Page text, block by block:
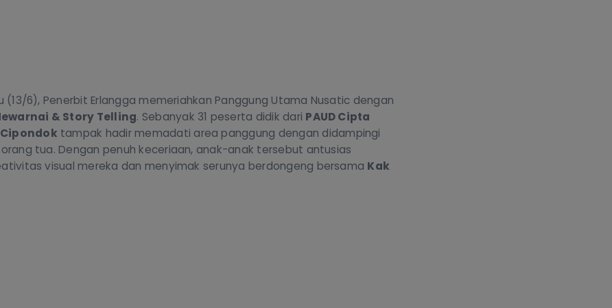
(13/6), Penerbit Erlangga memeriahkan Panggung Utama Nusatic dengan
& Story Telling. Sebanyak 31 peserta didik dari PAUD Cipta
tampak hadir memadati area panggung dengan didampingi
tua. Dengan penuh keceriaan, anak-anak tersebut antusias
visual mereka dan menyimak serunya berdongeng bersama Kak